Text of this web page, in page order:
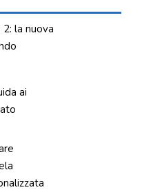
la nuova
ai